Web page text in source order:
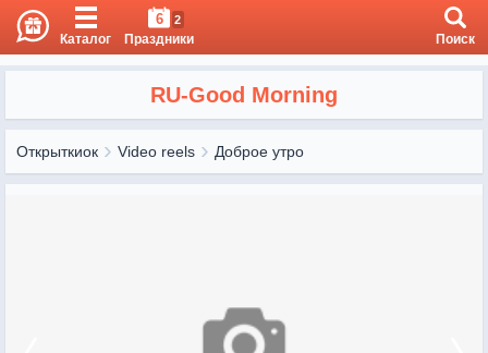
Каталог
6 2
Праздники Поиск
RU-Good Morning
Открыткиок Video reels Доброе утро